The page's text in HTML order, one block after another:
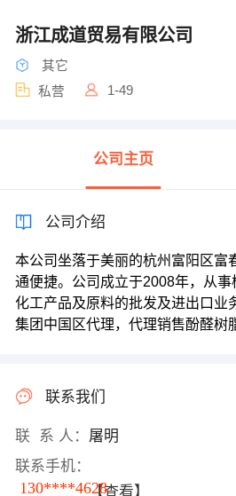
浙江成道贸易有限公司
其它
私营
1-49
公司主页
公司介绍
本公司坐落于美丽的杭州富阳区富
通便捷。公司成立于2008年，从事
化工产品及原料的批发及进出口业
集团中国区代理，代理销售酚醛树
联系我们
联 系 人： 屠明
联系手机：
130****4628【查看】